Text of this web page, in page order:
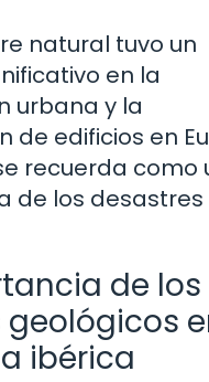
natural tuvo un
en la
urbana y la
de edificios en
recuerda como
de los desastres
de los
geológicos
ibérica